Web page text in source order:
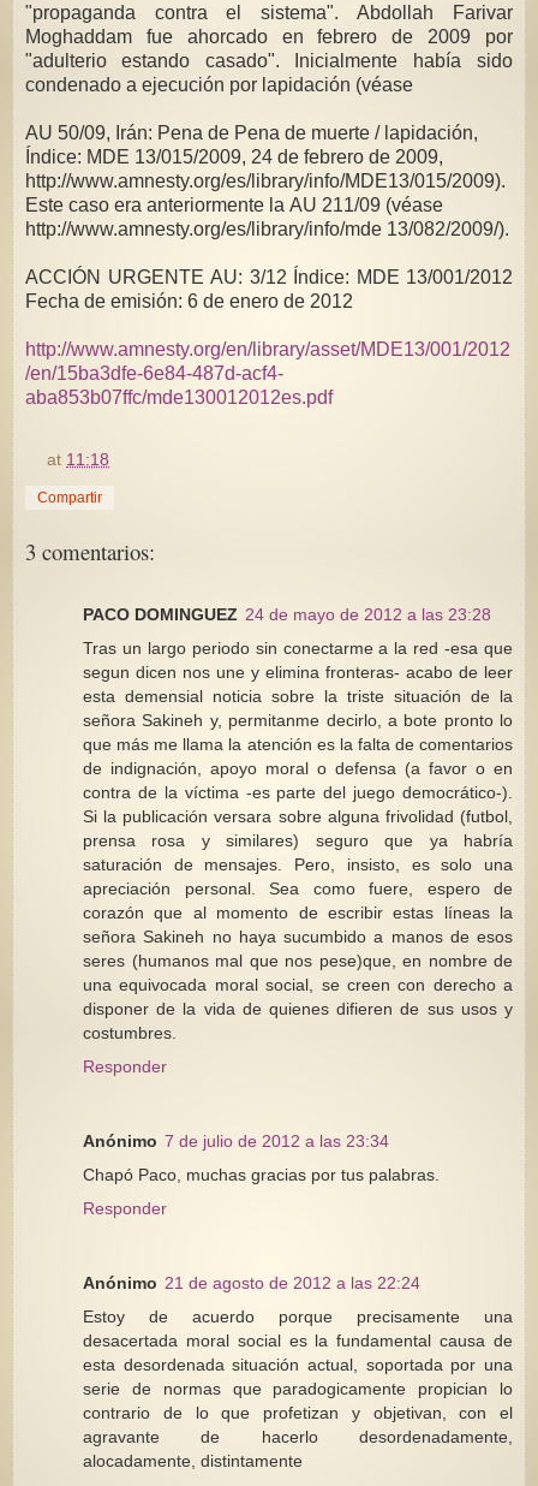
"propaganda contra el sistema". Abdollah Farivar
Moghaddam fue ahorcado en febrero de 2009 por
"adulterio estando casado". Inicialmente había sido
condenado a ejecución por lapidación (véase
AU 50/09, Irán: Pena de Pena de muerte / lapidación,
Índice: MDE 13/015/2009, 24 de febrero de 2009,
http://www.amnesty.org/es/library/info/MDE13/015/2009).
Este caso era anteriormente la AU 211/09 (véase
http://www.amnesty.org/es/library/info/mde 13/082/2009/).
ACCIÓN URGENTE AU: 3/12 Índice: MDE 13/001/2012
Fecha de emisión: 6 de enero de 2012
http://www.amnesty.org/en/library/asset/MDE13/001/2012
/en/15ba3dfe-6e84-487d-acf4-
aba853b07ffc/mde130012012es.pdf
at 11:18
Compartir
3 comentarios:
PACO DOMINGUEZ 24 de mayo de 2012 a las 23:28
Tras un largo periodo sin conectarme a la red -esa que
segun dicen nos une y elimina fronteras- acabo de leer
esta demensial noticia sobre la triste situación de la
señora Sakineh y, permitanme decirlo, a bote pronto lo
que más me llama la atención es la falta de comentarios
de indignación, apoyo moral o defensa (a favor o en
contra de la víctima -es parte del juego democrático-).
Si la publicación versara sobre alguna frivolidad (futbol,
prensa rosa y similares) seguro que ya habría
saturación de mensajes. Pero, insisto, es solo una
apreciación personal. Sea como fuere, espero de
corazón que al momento de escribir estas líneas la
señora Sakineh no haya sucumbido a manos de esos
seres (humanos mal que nos pese)que, en nombre de
una equivocada moral social, se creen con derecho a
disponer de la vida de quienes difieren de sus usos y
costumbres.
Responder
Anónimo 7 de julio de 2012 a las 23:34
Chapó Paco, muchas gracias por tus palabras.
Responder
Anónimo 21 de agosto de 2012 a las 22:24
Estoy de acuerdo porque precisamente una
desacertada moral social es la fundamental causa de
esta desordenada situación actual, soportada por una
serie de normas que paradogicamente propician lo
contrario de lo que profetizan y objetivan, con el
agravante de hacerlo desordenadamente,
alocadamente, distintamente